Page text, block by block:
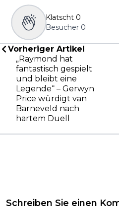
Klatscht 0
Besucher 0
Vorheriger Artikel
„Raymond hat
fantastisch gespielt
und bleibt eine
Legende“ – Gerwyn
Price würdigt van
Barneveld nach
hartem Duell
Schreiben Sie einen